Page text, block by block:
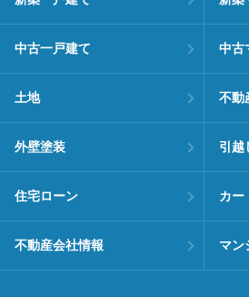
中古一戸建て 中古
土地 不動
外壁塗装 引越
住宅ローン カー
不動産会社情報 マン